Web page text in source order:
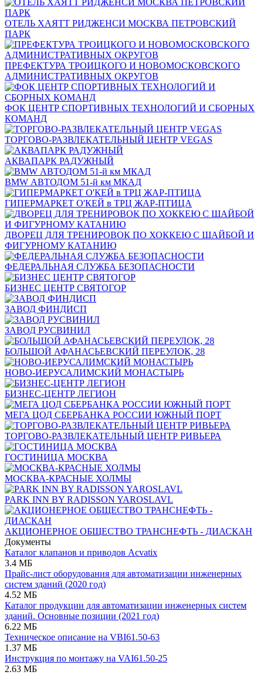
ОТЕЛЬ ХАЯТТ РИДЖЕНСИ МОСКВА ПЕТРОВСКИЙ
ПАРК
ПРЕФЕКТУРА ТРОИЦКОГО И НОВОМОСКОВСКОГО
АДМИНИСТРАТИВНЫХ ОКРУГОВ
ФОК ЦЕНТР СПОРТИВНЫХ ТЕХНОЛОГИЙ И СБОРНЫХ
КОМАНД
ТОРГОВО-РАЗВЛЕКАТЕЛЬНЫЙ ЦЕНТР VEGAS
АКВАПАРК РАДУЖНЫЙ
BMW АВТОДОМ 51-й км МКАД
ГИПЕРМАРКЕТ О'КЕЙ в ТРЦ ЖАР-ПТИЦА
ДВОРЕЦ ДЛЯ ТРЕНИРОВОК ПО ХОККЕЮ С ШАЙБОЙ И
ФИГУРНОМУ КАТАНИЮ
ФЕДЕРАЛЬНАЯ СЛУЖБА БЕЗОПАСНОСТИ
БИЗНЕС ЦЕНТР СВЯТОГОР
ЗАВОД ФИНДИСП
ЗАВОД РУСВИНИЛ
БОЛЬШОЙ АФАНАСЬЕВСКИЙ ПЕРЕУЛОК, 28
НОВО-ИЕРУСАЛИМСКИЙ МОНАСТЫРЬ
БИЗНЕС-ЦЕНТР ЛЕГИОН
МЕГА ЦОД СБЕРБАНКА РОССИИ ЮЖНЫЙ ПОРТ
ТОРГОВО-РАЗВЛЕКАТЕЛЬНЫЙ ЦЕНТР РИВЬЕРА
ГОСТИНИЦА МОСКВА
МОСКВА-КРАСНЫЕ ХОЛМЫ
PARK INN BY RADISSON YAROSLAVL
АКЦИОНЕРНОЕ ОБЩЕСТВО ТРАНСНЕФТЬ - ДИАСКАН
Документы
Каталог клапанов и приводов Acvatix
3.4 МБ
Прайс-лист оборудования для автоматизации инженерных
систем зданий (2020 год)
4.52 МБ
Каталог продукции для автоматизации инженерных систем
зданий. Основные позиции (2021 год)
6.22 МБ
Техническое описание на VBI61.50-63
1.37 МБ
Инструкция по монтажу на VAI61.50-25
2.63 МБ